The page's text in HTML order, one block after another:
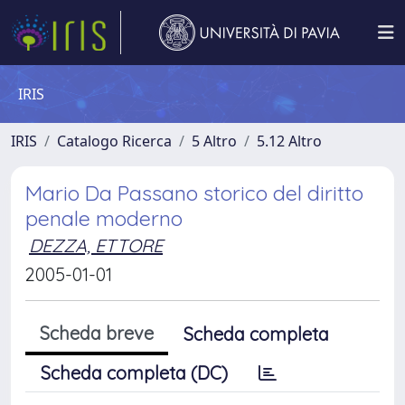
IRIS
IRIS Catalogo Ricerca 5 Altro 5.12 Altro
Mario Da Passano storico del diritto
penale moderno
DEZZA, ETTORE
2005-01-01
Scheda breve
Scheda completa
Scheda completa (DC)